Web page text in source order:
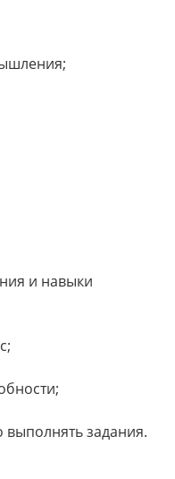
и навыки
задания.